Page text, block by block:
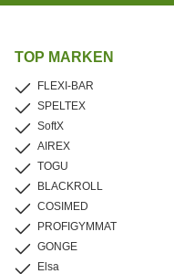
TOP MARKEN
FLEXI-BAR
SPELTEX
SoftX
AIREX
TOGU
BLACKROLL
COSIMED
PROFIGYMMAT
GONGE
Elsa